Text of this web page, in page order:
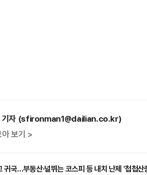
기자 (sfironman1@dailian.co.kr)
보기 >
귀국…부동산·널뛰는 코스피 등 내치 난제 '첩첩산